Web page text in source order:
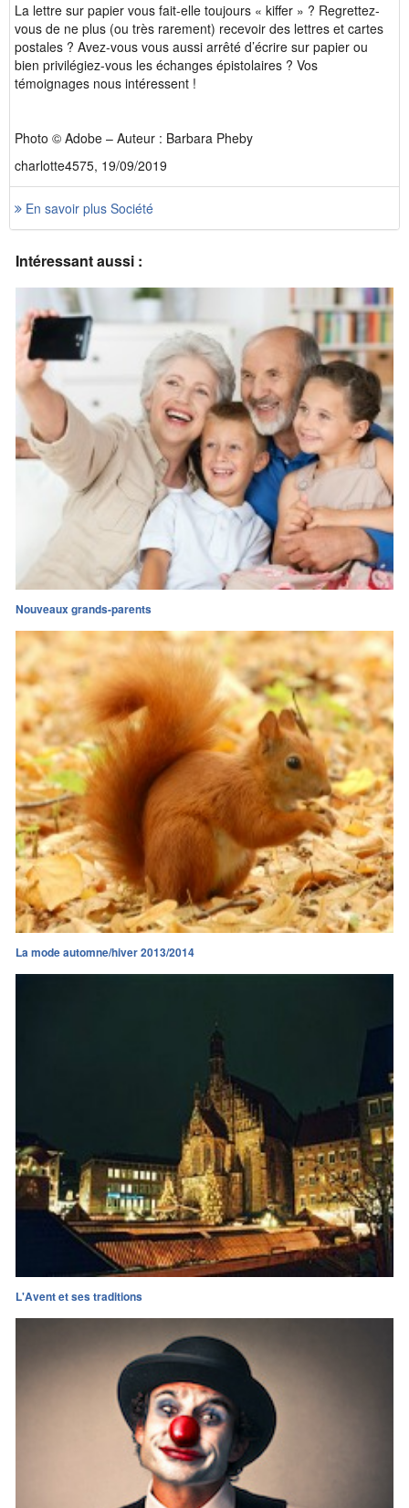
La lettre sur papier vous fait-elle toujours « kiffer » ? Regrettez-
vous de ne plus (ou très rarement) recevoir des lettres et cartes
postales ? Avez-vous vous aussi arrêté d’écrire sur papier ou
bien privilégiez-vous les échanges épistolaires ? Vos
témoignages nous intéressent !
Photo © Adobe – Auteur : Barbara Pheby
charlotte4575, 19/09/2019
En savoir plus Société
Intéressant aussi :
Nouveaux grands-parents
La mode automne/hiver 2013/2014
L'Avent et ses traditions